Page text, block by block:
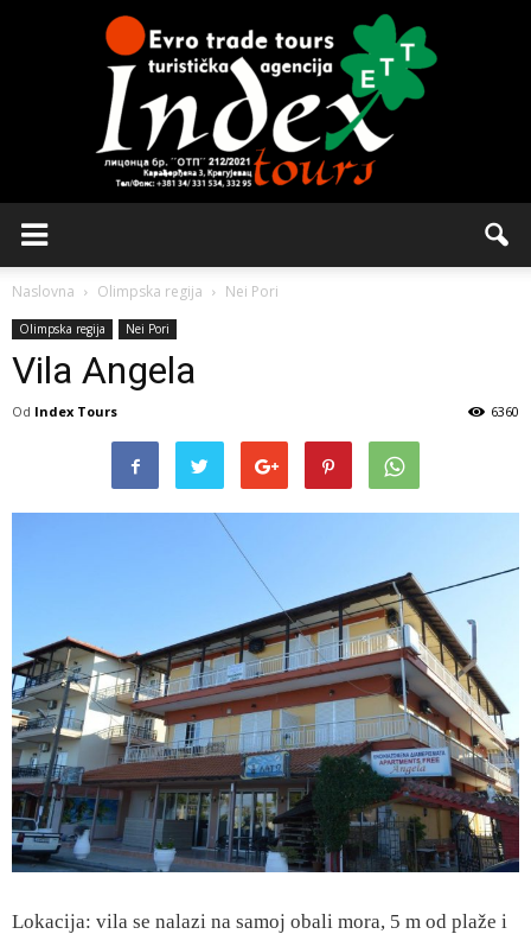
Naslovna Olimpska regija Nei Pori
Olimpska regija Nei Pori
Vila Angela
Od Index Tours 6360
Lokacija: vila se nalazi na samoj obali mora, 5 m od plaže i